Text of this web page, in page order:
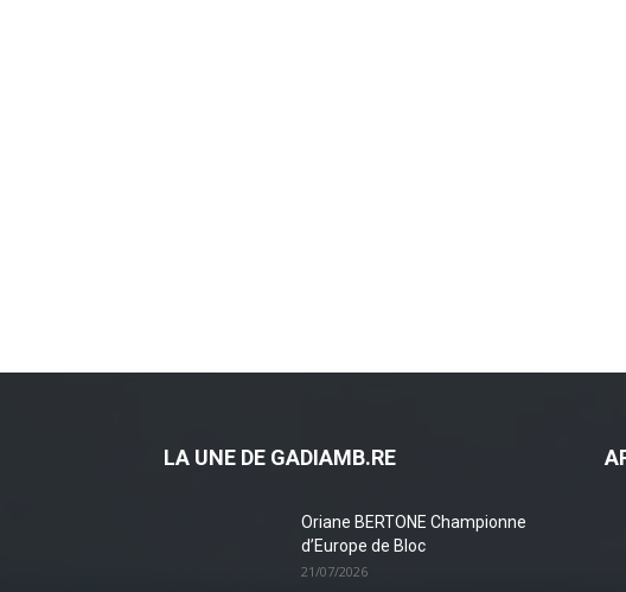
LA UNE DE GADIAMB.RE
Oriane BERTONE Championne
d’Europe de Bloc
21/07/2026